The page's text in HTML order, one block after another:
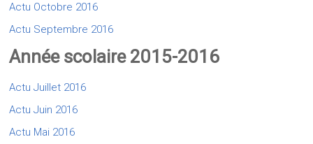
Actu Octobre 2016
Actu Septembre 2016
Année scolaire 2015-2016
Actu Juillet 2016
Actu Juin 2016
Actu Mai 2016